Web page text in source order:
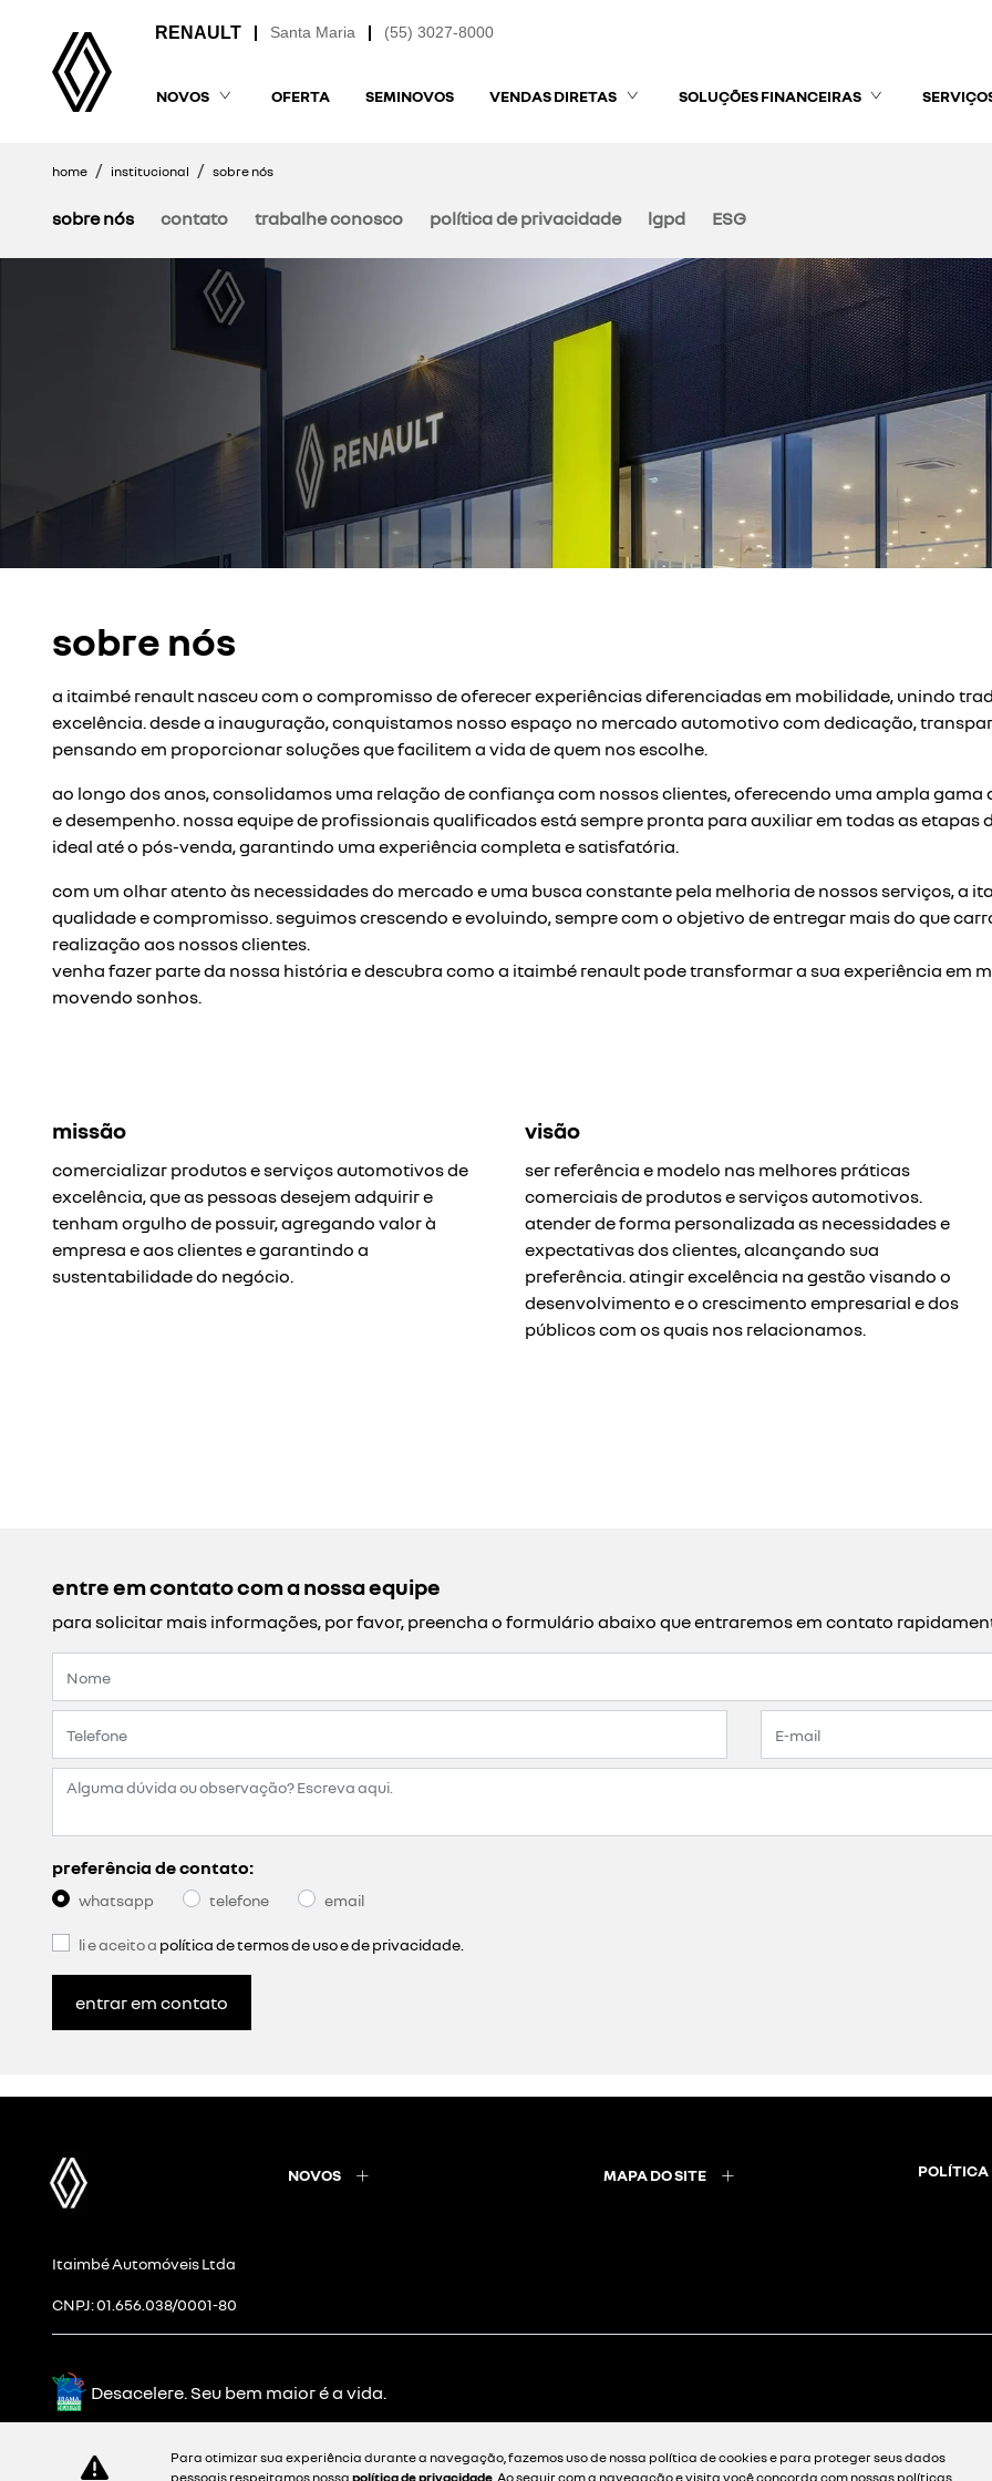
(55) 3027-8000
Santa Maria
NOVOS OFERTA SEMINOVOS VENDAS DIRETAS SOLUÇÕES FINANCEIRAS
home institucional sobre nós
sobre nós contato trabalhe conosco política de privacidade lgpd ESG
sobre nós
a itaimbé renault nasceu com o compromisso de oferecer experiências diferenciadas em mobilidade, unindo
excelência. desde a inauguração, conquistamos nosso espaço no mercado automotivo com dedicação,
pensando em proporcionar soluções que facilitem a vida de quem nos escolhe.
ao longo dos anos, consolidamos uma relação de confiança com nossos clientes, oferecendo uma ampla
e desempenho. nossa equipe de profissionais qualificados está sempre pronta para auxiliar em todas as etapas
ideal até o pós-venda, garantindo uma experiência completa e satisfatória.
com um olhar atento às necessidades do mercado e uma busca constante pela melhoria de nossos serviços, a
qualidade e compromisso. seguimos crescendo e evoluindo, sempre com o objetivo de entregar mais do que
realização aos nossos clientes.
venha fazer parte da nossa história e descubra como a itaimbé renault pode transformar a sua experiência em
movendo sonhos.
missão
comercializar produtos e serviços automotivos de
excelência, que as pessoas desejem adquirir e
tenham orgulho de possuir, agregando valor à
empresa e aos clientes e garantindo a
sustentabilidade do negócio.
visão
ser referência e modelo nas melhores práticas
comerciais de produtos e serviços automotivos.
atender de forma personalizada as necessidades e
expectativas dos clientes, alcançando sua
preferência. atingir excelência na gestão visando o
desenvolvimento e o crescimento empresarial e dos
públicos com os quais nos relacionamos.
entre em contato com a nossa equipe
para solicitar mais informações, por favor, preencha o formulário abaixo que entraremos em contato
preferência de contato:
whatsapp telefone email
li e aceito a política de termos de uso e de privacidade.
entrar em contato
NOVOS MAPA DO SITE POLÍTICA
Itaimbé Automóveis Ltda
CNPJ: 01.656.038/0001-80
Desacelere. Seu bem maior é a vida.
Para otimizar sua experiência durante a navegação, fazemos uso de nossa política de cookies e para proteger seus dados
pessoais respeitamos nossa política de privacidade. Ao seguir com a navegação e visita você concorda com nossas políticas.